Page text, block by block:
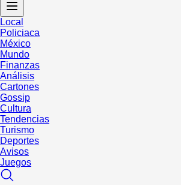
Local
Policiaca
México
Mundo
Finanzas
Análisis
Cartones
Gossip
Cultura
Tendencias
Turismo
Deportes
Avisos
Juegos